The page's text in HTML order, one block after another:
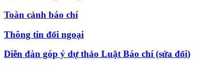
Toàn cảnh báo chí
Thông tin đối ngoại
Diễn đàn góp ý dự thảo Luật Báo chí (sửa đổi)